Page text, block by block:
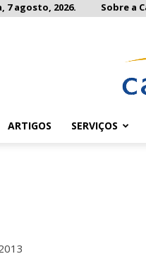
7 agosto, 2026. Sobre a
ARTIGOS SERVIÇOS